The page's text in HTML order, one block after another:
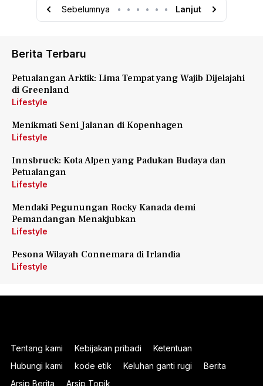
Sebelumnya • • • • • • Lanjut
Berita Terbaru
Petualangan Arktik: Lima Tempat yang Wajib Dijelajahi
di Greenland
Lifestyle
Menikmati Seni Jalanan di Kopenhagen
Lifestyle
Innsbruck: Kota Alpen yang Padukan Budaya dan
Petualangan
Lifestyle
Mendaki Pegunungan Rocky Kanada demi
Pemandangan Menakjubkan
Lifestyle
Pesona Wilayah Connemara di Irlandia
Lifestyle
Tentang kami Kebijakan pribadi
Ketentuan
Hubungi kami
kode etik Keluhan ganti rugi
Berita
Arsip Berita
Arsip Topik